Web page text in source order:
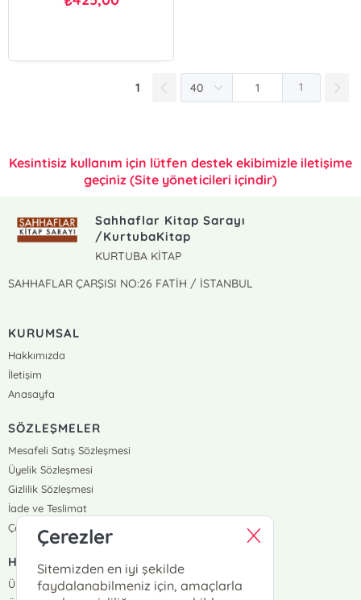
1 1
Kesintisiz kullanım için lütfen destek ekibimizle iletişime
geçiniz (Site yöneticileri içindir)
Sahhaflar Kitap Sarayı
/KurtubaKitap
KURTUBA KİTAP
SAHHAFLAR ÇARŞISI NO:26 FATİH / İSTANBUL
KURUMSAL
Hakkımızda
İletişim
Anasayfa
SÖZLEŞMELER
Mesafeli Satış Sözleşmesi
Üyelik Sözleşmesi
Gizlilik Sözleşmesi
İade ve Teslimat
Çerez Politikası
HIZLI ERİŞİM
Üye Ol
Çerezler
Sitemizden en iyi şekilde
faydalanabilmeniz için, amaçlarla